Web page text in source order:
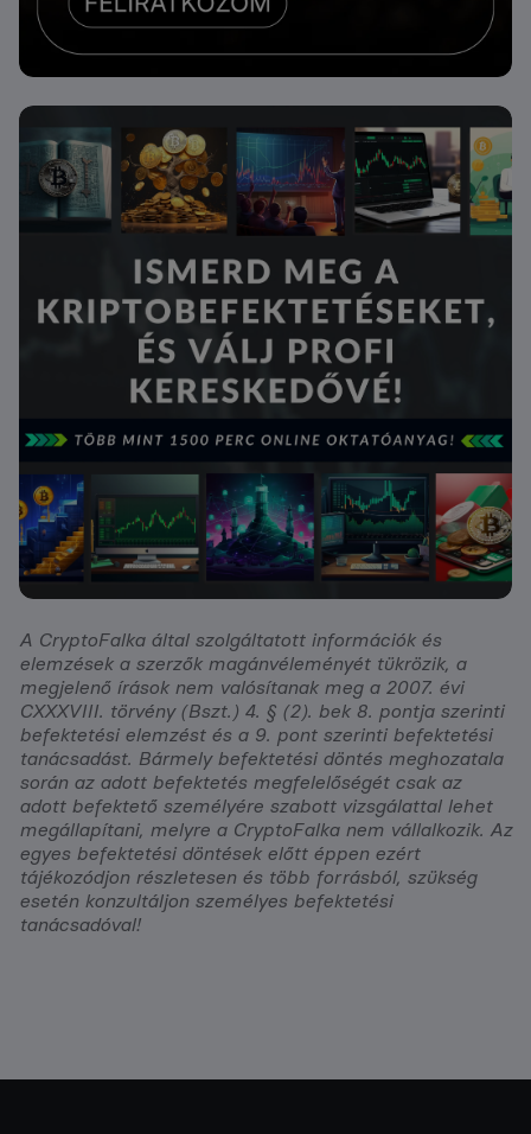
A CryptoFalka által szolgáltatott információk és
elemzések a szerzők magánvéleményét tükrözik, a
megjelenő írások nem valósítanak meg a 2007. évi
CXXXVIII. törvény (Bszt.) 4. § (2). bek 8. pontja szerinti
befektetési elemzést és a 9. pont szerinti befektetési
tanácsadást. Bármely befektetési döntés meghozatala
során az adott befektetés megfelelőségét csak az
adott befektető személyére szabott vizsgálattal lehet
megállapítani, melyre a CryptoFalka nem vállalkozik. Az
egyes befektetési döntések előtt éppen ezért
tájékozódjon részletesen és több forrásból, szükség
esetén konzultáljon személyes befektetési
tanácsadóval!